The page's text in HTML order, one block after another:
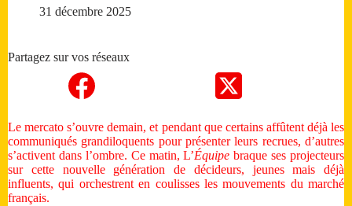
31 décembre 2025
Partagez sur vos réseaux
Le mercato s’ouvre demain, et pendant que certains affûtent déjà les
communiqués grandiloquents pour présenter leurs recrues, d’autres
s’activent dans l’ombre. Ce matin, L’Équipe braque ses projecteurs
sur cette nouvelle génération de décideurs, jeunes mais déjà
influents, qui orchestrent en coulisses les mouvements du marché
français.